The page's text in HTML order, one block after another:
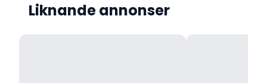
Liknande annonser